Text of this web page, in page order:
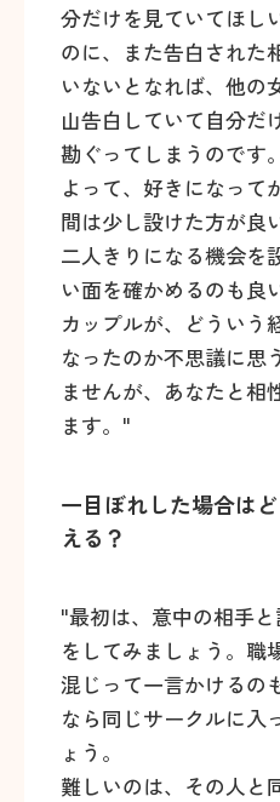
分だけを見ていてほし
のに、また告白された
いないとなれば、他の
山告白していて自分だ
勘ぐってしまうのです。
よって、好きになって
間は少し設けた方が良
二人きりになる機会を
い面を確かめるのも良
カップルが、どういう
なったのか不思議に思
ませんが、あなたと相
ます。"
一目ぼれした場合は
える？
"最初は、意中の相手
をしてみましょう。職
混じって一言かけるの
なら同じサークルに入
ょう。
難しいのは、その人と